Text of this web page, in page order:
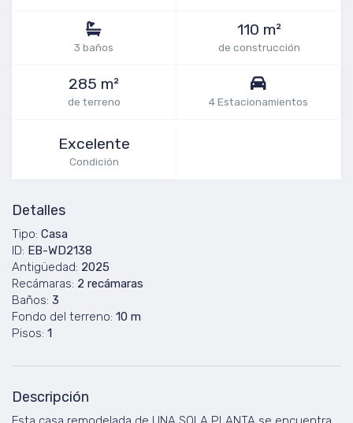
3 baños
110 m²
de construcción
285 m²
de terreno 4 Estacionamientos
Excelente
Condición
Detalles
Tipo: Casa
ID: EB-WD2138
Antigüedad: 2025
Recámaras: 2 recámaras
Baños: 3
Fondo del terreno: 10 m
Pisos: 1
Descripción